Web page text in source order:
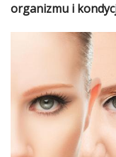
Wesele
Moda
organizmu i